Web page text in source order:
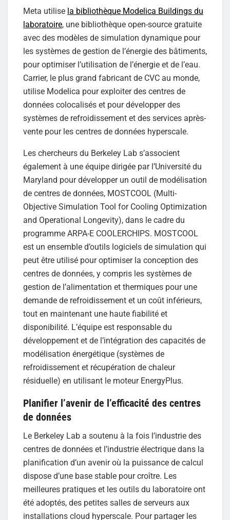
Meta utilise la bibliothèque Modelica Buildings du
laboratoire, une bibliothèque open-source gratuite
avec des modèles de simulation dynamique pour
les systèmes de gestion de l’énergie des bâtiments,
pour optimiser l’utilisation de l’énergie et de l’eau.
Carrier, le plus grand fabricant de CVC au monde,
utilise Modelica pour exploiter des centres de
données colocalisés et pour développer des
systèmes de refroidissement et des services après-
vente pour les centres de données hyperscale.
Les chercheurs du Berkeley Lab s’associent
également à une équipe dirigée par l’Université du
Maryland pour développer un outil de modélisation
de centres de données, MOSTCOOL (Multi-
Objective Simulation Tool for Cooling Optimization
and Operational Longevity), dans le cadre du
programme ARPA-E COOLERCHIPS. MOSTCOOL
est un ensemble d’outils logiciels de simulation qui
peut être utilisé pour optimiser la conception des
centres de données, y compris les systèmes de
gestion de l’alimentation et thermiques pour une
demande de refroidissement et un coût inférieurs,
tout en maintenant une haute fiabilité et
disponibilité. L’équipe est responsable du
développement et de l’intégration des capacités de
modélisation énergétique (systèmes de
refroidissement et récupération de chaleur
résiduelle) en utilisant le moteur EnergyPlus.
Planifier l’avenir de l’efficacité des centres
de données
Le Berkeley Lab a soutenu à la fois l’industrie des
centres de données et l’industrie électrique dans la
planification d’un avenir où la puissance de calcul
dispose d’une base stable pour croître. Les
meilleures pratiques et les outils du laboratoire ont
été adoptés, des petites salles de serveurs aux
installations cloud hyperscale. Pour partager les